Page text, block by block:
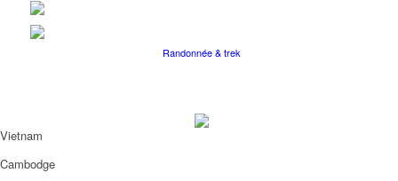
Randonnée & trek
Vietnam
Cambodge